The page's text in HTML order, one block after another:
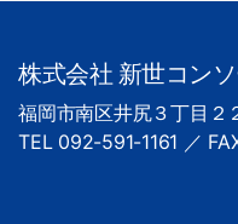
株式会社 新世コン
福岡市南区井尻３丁目２
TEL 092-591-1161 ／